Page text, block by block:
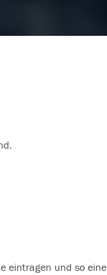
eintragen und so eine